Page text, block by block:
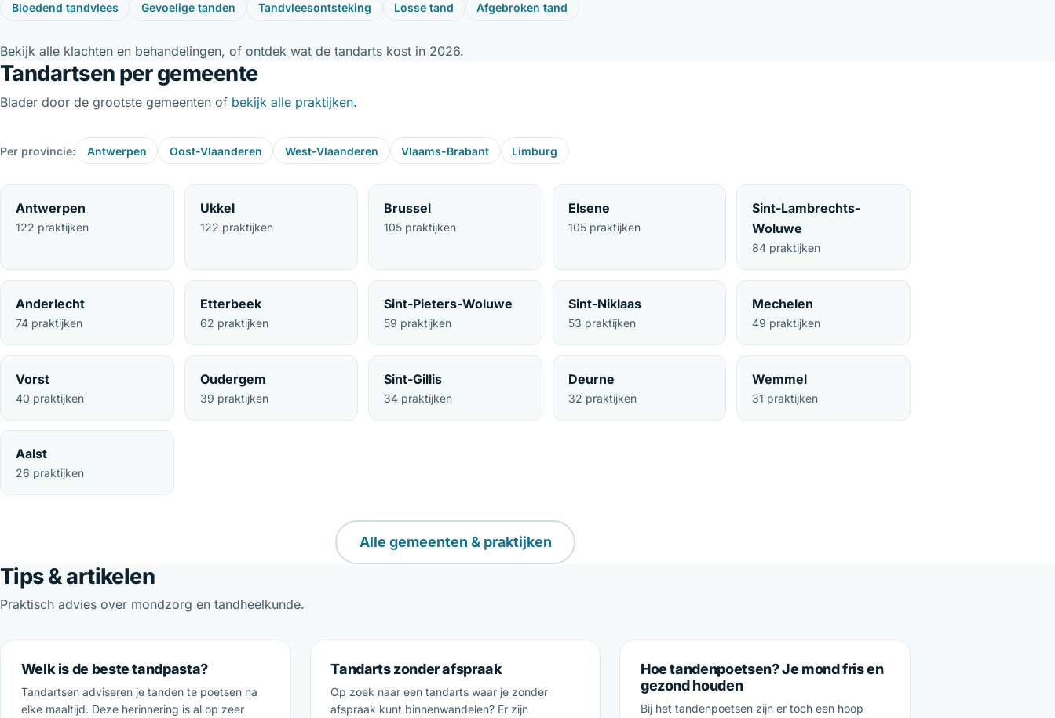
Bloedend tandvlees Gevoelige tanden Tandvleesontsteking Losse tand Afgebroken tand
Bekijk alle klachten en behandelingen, of ontdek wat de tandarts kost in 2026.
Tandartsen per gemeente
Blader door de grootste gemeenten of bekijk alle praktijken.
Per provincie: Antwerpen Oost-Vlaanderen West-Vlaanderen Vlaams-Brabant Limburg
Antwerpen
122 praktijken
Ukkel
122 praktijken
Brussel
105 praktijken
Elsene
105 praktijken
Sint-Lambrechts-
Woluwe
84 praktijken
Anderlecht
74 praktijken
Etterbeek
62 praktijken
Sint-Pieters-Woluwe
59 praktijken
Sint-Niklaas
53 praktijken
Mechelen
49 praktijken
Vorst
40 praktijken
Oudergem
39 praktijken
Sint-Gillis
34 praktijken
Deurne
32 praktijken
Wemmel
31 praktijken
Aalst
26 praktijken
Alle gemeenten & praktijken
Tips & artikelen
Praktisch advies over mondzorg en tandheelkunde.
Welk is de beste tandpasta?
Tandartsen adviseren je tanden te poetsen na
elke maaltijd. Deze herinnering is al op zeer
Tandarts zonder afspraak
Op zoek naar een tandarts waar je zonder
afspraak kunt binnenwandelen? Er zijn
Hoe tandenpoetsen? Je mond fris en
gezond houden
Bij het tandenpoetsen zijn er toch een hoop